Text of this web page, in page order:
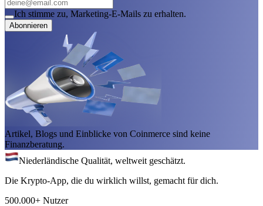
Ich stimme zu, Marketing-E-Mails zu erhalten.
Abonnieren
Artikel, Blogs und Einblicke von Coinmerce sind keine
Finanzberatung.
Niederländische Qualität, weltweit geschätzt.
Die Krypto-App, die du wirklich willst, gemacht für dich.
500.000+ Nutzer